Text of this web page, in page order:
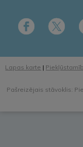
Lapas karte |
Pašreizējais stāvoklis: